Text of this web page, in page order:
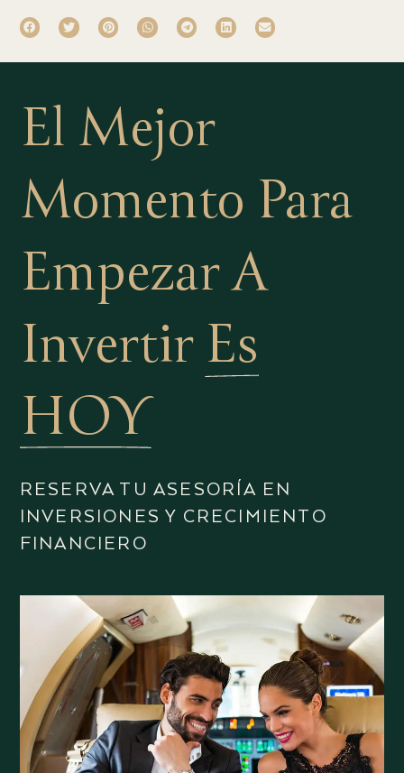
El Mejor
Momento Para
Empezar A
Invertir Es
HOY
RESERVA TU ASESORÍA EN
INVERSIONES Y CRECIMIENTO
FINANCIERO